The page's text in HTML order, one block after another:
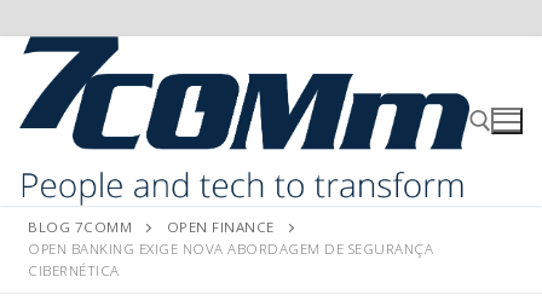
BLOG 7COMM
OPEN FINANCE
OPEN BANKING EXIGE NOVA ABORDAGEM DE SEGURANÇA
CIBERNÉTICA